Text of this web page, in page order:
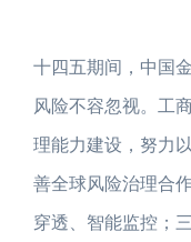
十四五期间，中国
风险不容忽视。工
理能力建设，努力
善全球风险治理合
穿透、智能监控；